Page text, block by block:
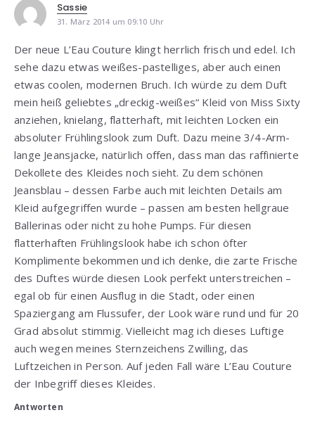
Sassie
31. März 2014 um 09:10 Uhr
Der neue L’Eau Couture klingt herrlich frisch und edel. Ich
sehe dazu etwas weißes-pastelliges, aber auch einen
etwas coolen, modernen Bruch. Ich würde zu dem Duft
mein heiß geliebtes „dreckig-weißes“ Kleid von Miss Sixty
anziehen, knielang, flatterhaft, mit leichten Locken ein
absoluter Frühlingslook zum Duft. Dazu meine 3/4-Arm-
lange Jeansjacke, natürlich offen, dass man das raffinierte
Dekollete des Kleides noch sieht. Zu dem schönen
Jeansblau – dessen Farbe auch mit leichten Details am
Kleid aufgegriffen wurde – passen am besten hellgraue
Ballerinas oder nicht zu hohe Pumps. Für diesen
flatterhaften Frühlingslook habe ich schon öfter
Komplimente bekommen und ich denke, die zarte Frische
des Duftes würde diesen Look perfekt unterstreichen –
egal ob für einen Ausflug in die Stadt, oder einen
Spaziergang am Flussufer, der Look wäre rund und für 20
Grad absolut stimmig. Vielleicht mag ich dieses Luftige
auch wegen meines Sternzeichens Zwilling, das
Luftzeichen in Person. Auf jeden Fall wäre L’Eau Couture
der Inbegriff dieses Kleides.
Antworten